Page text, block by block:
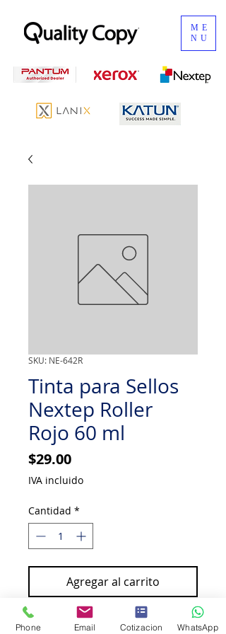
ME
NU
SKU: NE-642R
Tinta para Sellos
Nextep Roller
Rojo 60 ml
$29.00Precio
IVA incluido
Cantidad *
Agregar al carrito
Comprar ahora
Phone Email Cotizacion WhatsApp